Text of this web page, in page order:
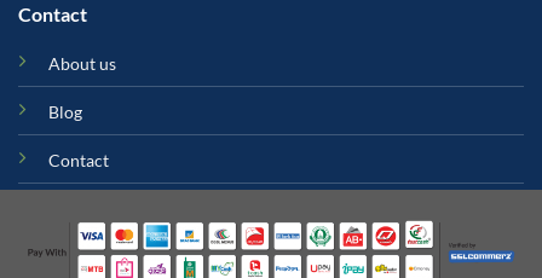
Contact
About us
Blog
Contact